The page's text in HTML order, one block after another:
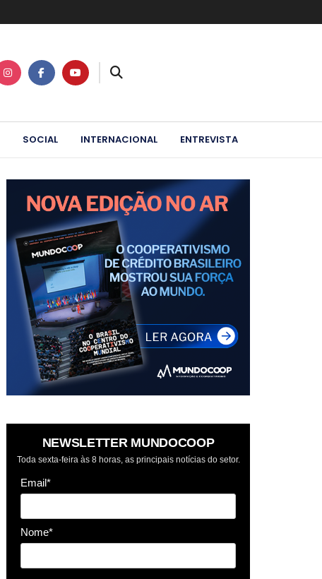
SOCIAL INTERNACIONAL ENTREVISTA
NEWSLETTER MUNDOCOOP
Toda sexta-feira às 8 horas, as principais notícias do setor.
Email*
Nome*